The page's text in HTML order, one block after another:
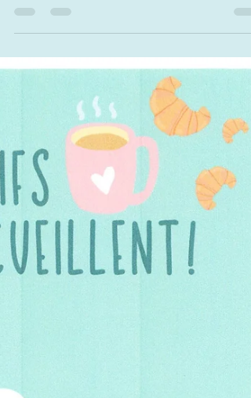
10 oct. 2024
0 min de lecture
Randodine le 20 Ocotobre !